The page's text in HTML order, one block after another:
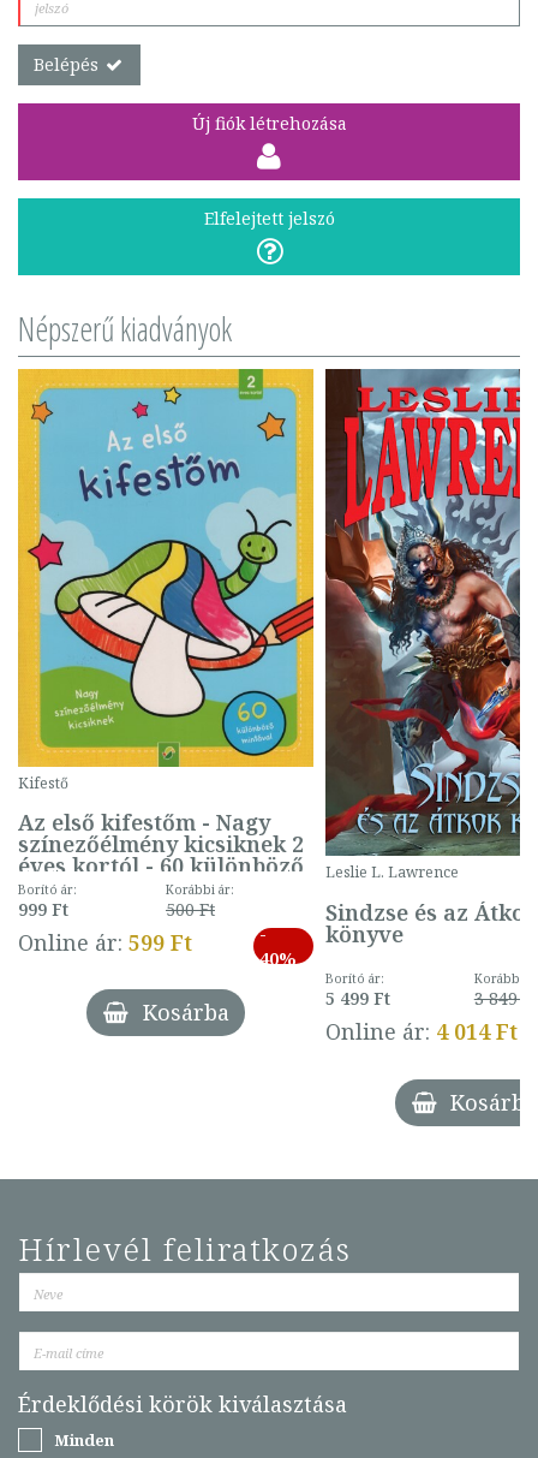
Belépés
Új fiók létrehozása
Elfelejtett jelszó
Népszerű kiadványok
Kifestő
Az első kifestőm - Nagy
színezőélmény kicsiknek 2
éves kortól - 60 különböző
mintával (gombás)
Borító ár:
999 Ft
Korábbi ár:
500 Ft
Online ár: 599 Ft
-
40%
Kosárba
Leslie L. Lawrence
Sindzse és az Átkok
könyve
Borító ár:
5 499 Ft
Korábbi
3 849 Ft
Online ár: 4 014 Ft
Kosárba
Hírlevél feliratkozás
Érdeklődési körök kiválasztása
Minden